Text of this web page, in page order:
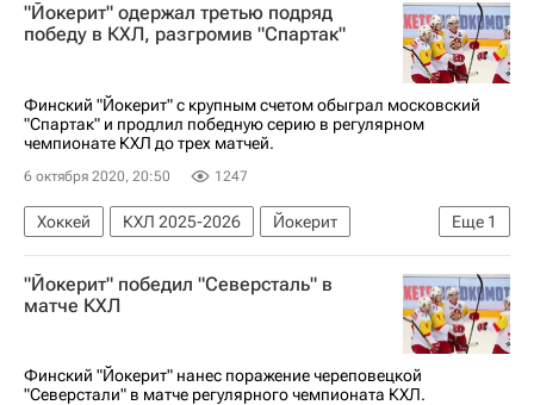
Ак Барс
"Йокерит" одержал третью подряд
победу в КХЛ, разгромив "Спартак"
Финский "Йокерит" с крупным счетом обыграл московский
"Спартак" и продлил победную серию в регулярном
чемпионате КХЛ до трех матчей.
6 октября 2020, 20:50 1247
Еще 1
Хоккей КХЛ 2025-2026
Йокерит
ХК Спартак (Москва)
"Йокерит" победил "Северсталь" в
матче КХЛ
Финский "Йокерит" нанес поражение череповецкой
"Северстали" в матче регулярного чемпионата КХЛ.